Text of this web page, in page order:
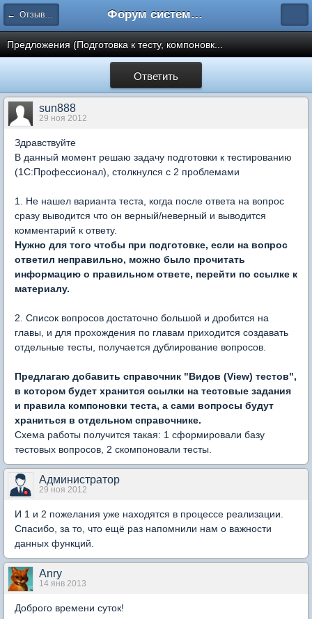
← Отзывы и предложения Форум системы тестирования INDIGO
Предложения (Подготовка к тесту, компоновк...
Ответить
sun888
29 ноя 2012
Здравствуйте
В данный момент решаю задачу подготовки к тестированию
(1С:Профессионал), столкнулся с 2 проблемами
1. Не нашел варианта теста, когда после ответа на вопрос
сразу выводится что он верный/неверный и выводится
комментарий к ответу.
Нужно для того чтобы при подготовке, если на вопрос
ответил неправильно, можно было прочитать
информацию о правильном ответе, перейти по ссылке к
материалу.
2. Список вопросов достаточно большой и дробится на
главы, и для прохождения по главам приходится создавать
отдельные тесты, получается дублирование вопросов.
Предлагаю добавить справочник "Видов (View) тестов",
в котором будет хранится ссылки на тестовые задания
и правила компоновки теста, а сами вопросы будут
храниться в отдельном справочнике.
Схема работы получится такая: 1 сформировали базу
тестовых вопросов, 2 скомпоновали тесты.
Администратор
29 ноя 2012
И 1 и 2 пожелания уже находятся в процессе реализации.
Спасибо, за то, что ещё раз напомнили нам о важности
данных функций.
Anry
14 янв 2013
Доброго времени суток!